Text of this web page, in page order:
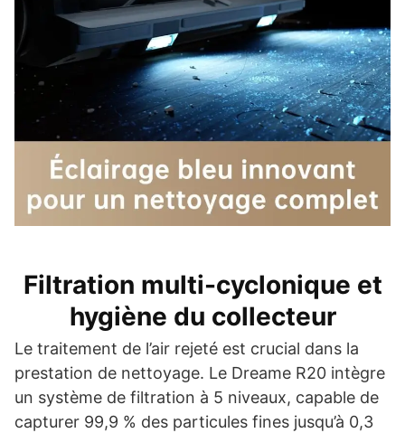
Filtration multi-cyclonique et
hygiène du collecteur
Le traitement de l’air rejeté est crucial dans la
prestation de nettoyage. Le Dreame R20 intègre
un système de filtration à 5 niveaux, capable de
capturer 99,9 % des particules fines jusqu’à 0,3